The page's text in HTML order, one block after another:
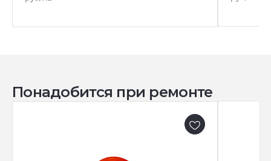
Понадобится при ремонте